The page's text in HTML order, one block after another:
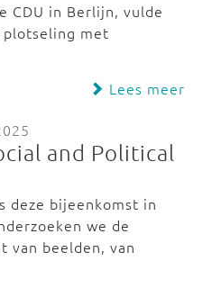
CDU in Berlijn, vulde
plotseling met
Lees meer
and Political
deze bijeenkomst in
we de
van beelden, van